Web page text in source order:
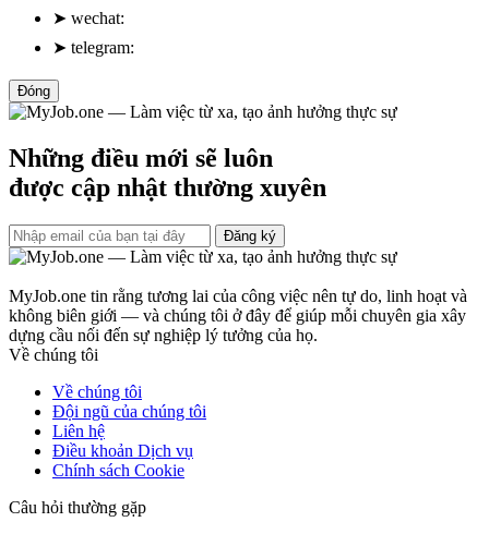
➤ wechat:
➤ telegram:
Đóng
Những điều mới sẽ luôn
được cập nhật thường xuyên
Đăng ký
MyJob.one tin rằng tương lai của công việc nên tự do, linh hoạt và
không biên giới — và chúng tôi ở đây để giúp mỗi chuyên gia xây
dựng cầu nối đến sự nghiệp lý tưởng của họ.
Về chúng tôi
Về chúng tôi
Đội ngũ của chúng tôi
Liên hệ
Điều khoản Dịch vụ
Chính sách Cookie
Câu hỏi thường gặp